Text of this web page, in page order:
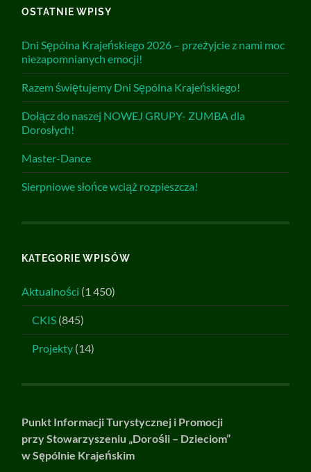
OSTATNIE WPISY
Dni Sępólna Krajeńskiego 2026 – przeżyjcie z nami moc
niezapomnianych emocji!
Razem świętujemy Dni Sępólna Krajeńskiego!
Dołącz do naszej NOWEJ GRUPY- ZUMBA dla
Dorosłych!
Master-Dance
Sierpniowe słońce wciąż rozpieszcza!
KATEGORIE WPISÓW
Aktualności (1 450)
CKIS (845)
Projekty (14)
Punkt Informacji Turystycznej i Promocji
przy Stowarzyszeniu „Dorośli – Dzieciom”
w Sępólnie Krajeńskim